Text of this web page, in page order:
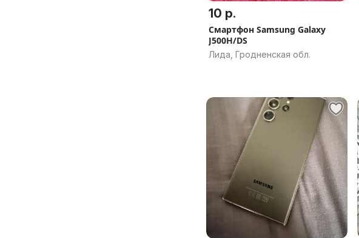
10 р.
Смартфон Samsung Galaxy
J500H/DS
Лида, Гродненская обл.